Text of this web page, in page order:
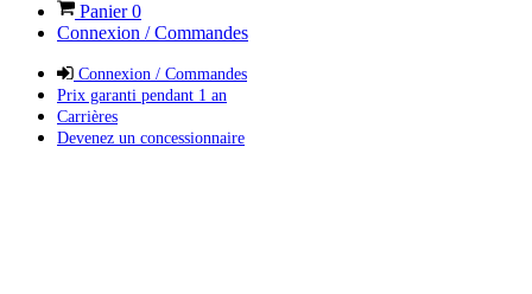
Panier0
Connexion / Commandes
Connexion / Commandes
Prix garanti pendant 1 an
Carrières
Devenez un concessionnaire